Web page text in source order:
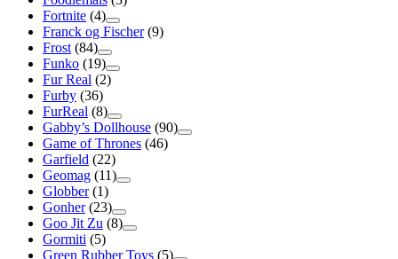
Fortnite (4)
Franck og Fischer (9)
Frost (84)
Funko (19)
Fur Real (2)
Furby (36)
FurReal (8)
Gabby’s Dollhouse (90)
Game of Thrones (46)
Garfield (22)
Geomag (11)
Globber (1)
Gonher (23)
Goo Jit Zu (8)
Gormiti (5)
Green Rubber Toys (5)